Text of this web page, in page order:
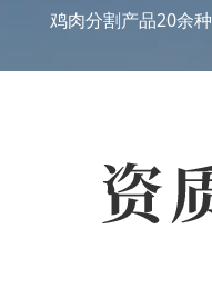
鸡肉分割产品20余种